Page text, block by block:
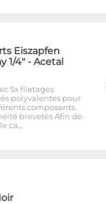
Eiszapfen
1/4" - Acetal
5x filetages
polyvalentes pour
composants.
brevetés Afin de
ca…